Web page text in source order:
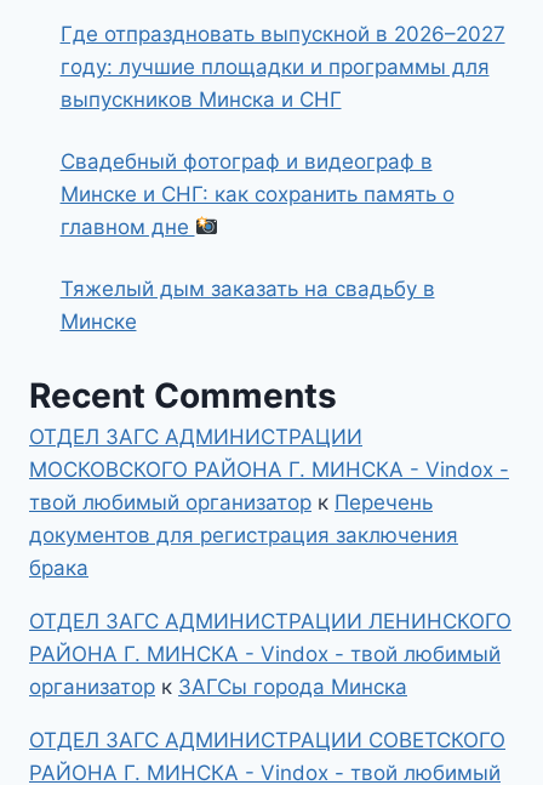
Где отпраздновать выпускной в 2026–2027
году: лучшие площадки и программы для
выпускников Минска и СНГ
Свадебный фотограф и видеограф в
Минске и СНГ: как сохранить память о
главном дне
Тяжелый дым заказать на свадьбу в
Минске
Recent Comments
ОТДЕЛ ЗАГС АДМИНИСТРАЦИИ
МОСКОВСКОГО РАЙОНА Г. МИНСКА - Vindox -
твой любимый организатор к Перечень
документов для регистрация заключения
брака
ОТДЕЛ ЗАГС АДМИНИСТРАЦИИ ЛЕНИНСКОГО
РАЙОНА Г. МИНСКА - Vindox - твой любимый
организатор к ЗАГСы города Минска
ОТДЕЛ ЗАГС АДМИНИСТРАЦИИ СОВЕТСКОГО
РАЙОНА Г. МИНСКА - Vindox - твой любимый